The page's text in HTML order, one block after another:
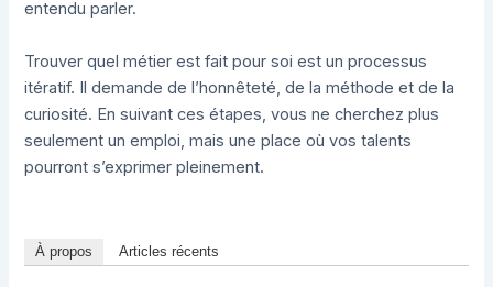
entendu parler.
Trouver quel métier est fait pour soi est un processus
itératif. Il demande de l’honnêteté, de la méthode et de la
curiosité. En suivant ces étapes, vous ne cherchez plus
seulement un emploi, mais une place où vos talents
pourront s’exprimer pleinement.
À propos Articles récents